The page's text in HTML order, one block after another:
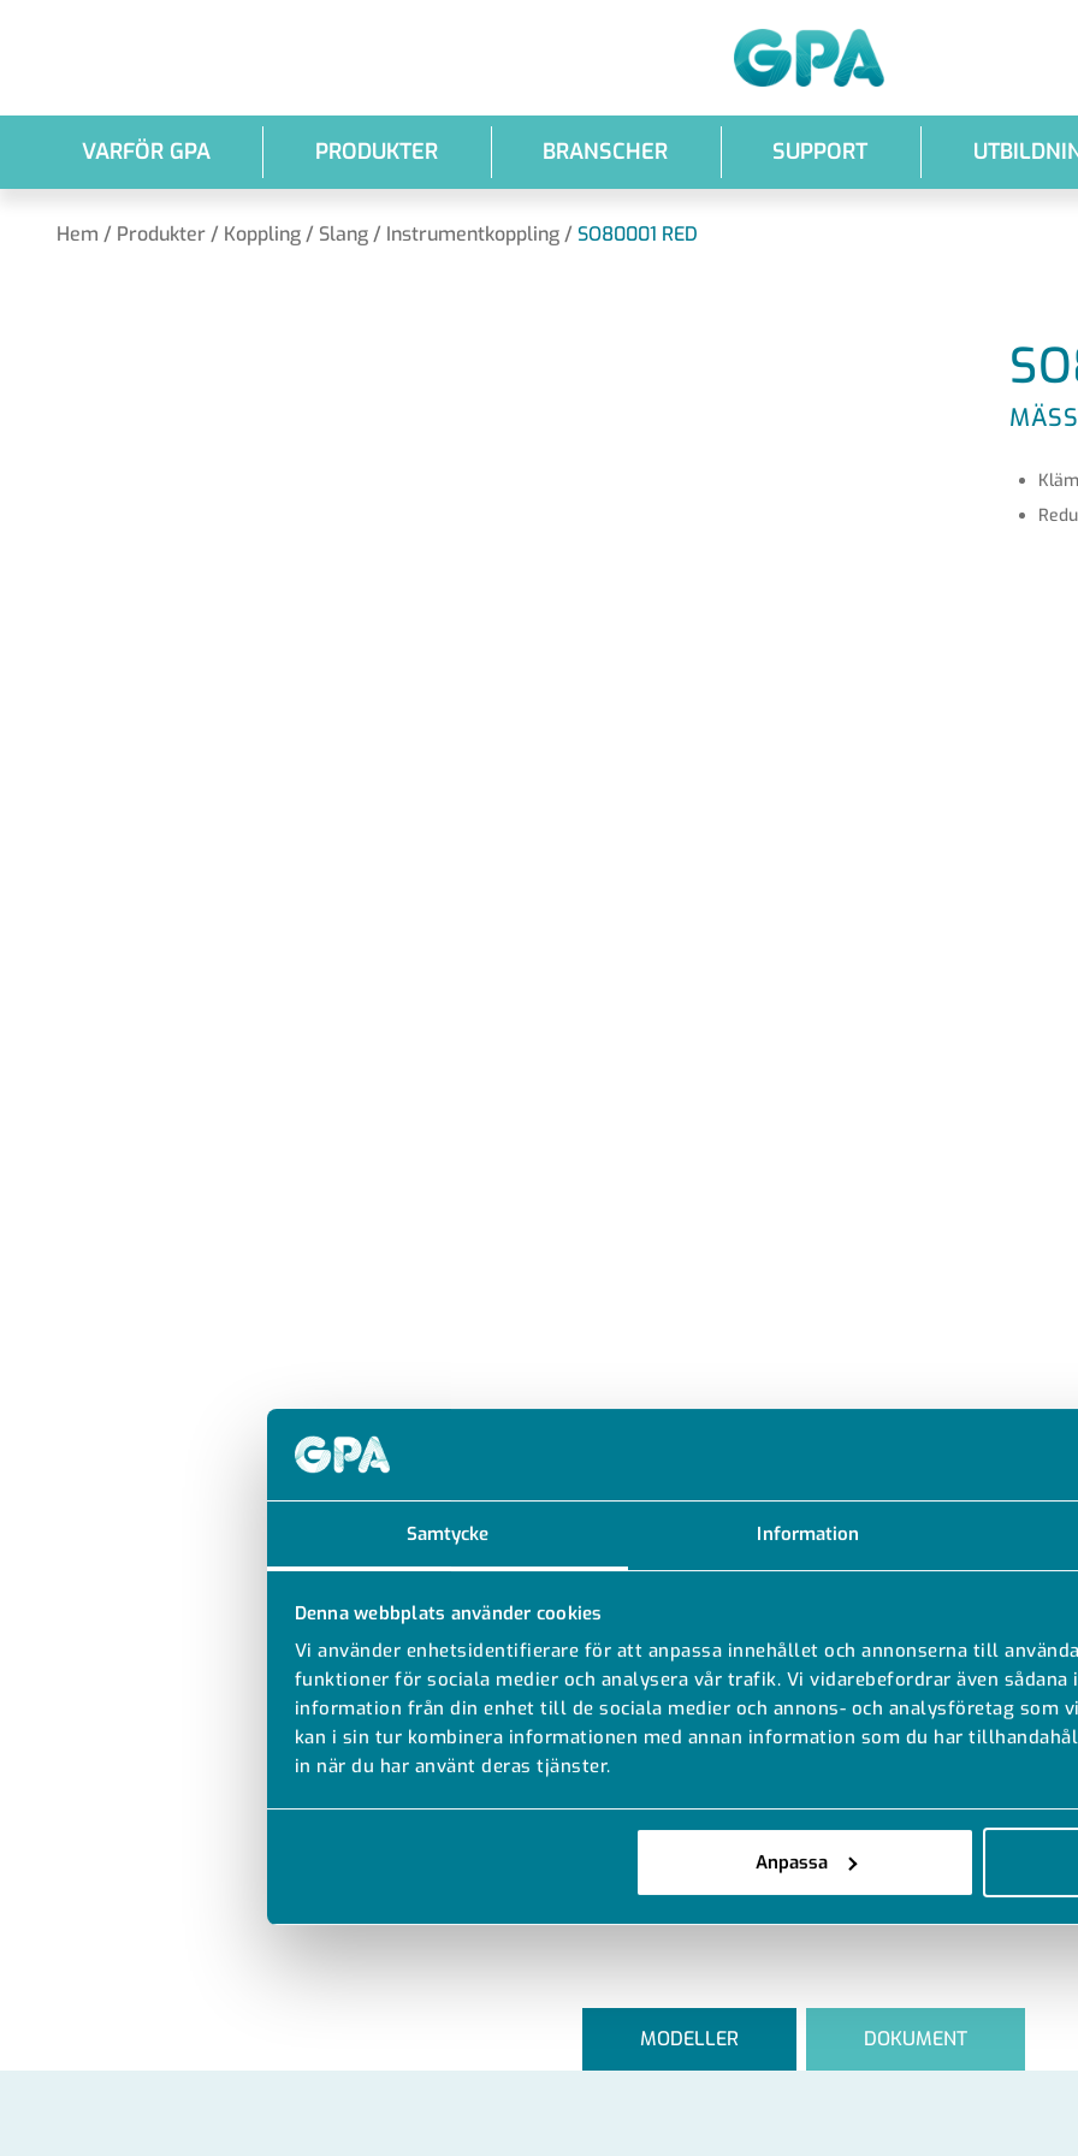
Samtycke Information
Denna webbplats använder cookies
Vi använder enhetsidentifierare för att anpassa innehållet och annonserna till
funktioner för sociala medier och analysera vår trafik. Vi vidarebefordrar även sådana
information från din enhet till de sociala medier och annons- och analysföretag som
kan i sin tur kombinera informationen med annan information som du har
in när du har använt deras tjänster.
Anpassa
VARFÖR GPA PRODUKTER BRANSCHER SUPPORT
Hem / Produkter / Koppling / Slang / Instrumentkoppling / SO80001 RED
MODELLER DOKUMENT